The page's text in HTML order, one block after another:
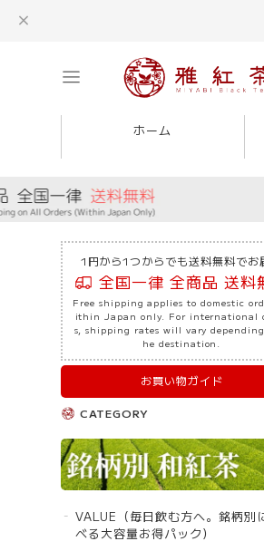
ホーム
1円から1つからでも送料無料でお
全国一律 全商品 送料
Free shipping applies to domestic
ithin Japan only. For international
s, shipping rates will vary
he destination.
お買い物ガイド
CATEGORY
VALUE（毎日飲む方へ。銘柄別
べる大容量お得パック）